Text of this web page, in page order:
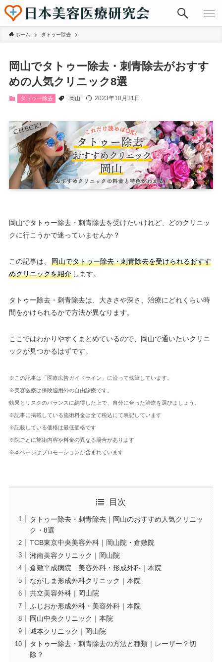
ホーム タトゥー除去
岡山でタトゥー除去・刺青除去がおすす
めの人気クリニック8選
タトゥー除去 岡山 2023年10月31日
岡山でタトゥー除去・刺青除去を受けたいけれど、どのクリニッ
クに行こうかで迷っていませんか？
この記事は、
岡山でタトゥー除去・刺青除去を受けられるおすす
めクリニックを紹介します。
タトゥー除去・刺青除去は、大きさや深さ、治療にどれくらい時
間をかけられるかで方法が異なります。
ここではわかりやすくまとめているので、岡山で通いたいクリニ
ックが見つかるはずです。
※この記事は「医療広告ガイドライン」に沿って執筆しています。
※美容医療は保険適用外の自由診療です。
効果とリスクのバランスに納得した上で、自分に合った治療を選びましょう。
※記事に掲載している施術料金は全て税込にて表記しています
※記載している価格は最低価格です
※院ごとに施術内容や料金の異なる場合があります
※本ページはプロモーションが含まれています
目次
タトゥー除去・刺青除去｜岡山のおすすめ人気クリニッ
ク・8選
TCB東京中央美容外科｜岡山院・倉敷院
湘南美容クリニック｜岡山院
倉敷平成病院 美容外科・形成外科｜本院
ながしま形成外科クリニック｜本院
共立美容外科｜岡山院
ふじおか形成外科・美容外科｜本院
岡山中央クリニック｜本院
城本クリニック｜岡山院
タトゥー除去・刺青除去の方法と種類｜レーザー？切
除？